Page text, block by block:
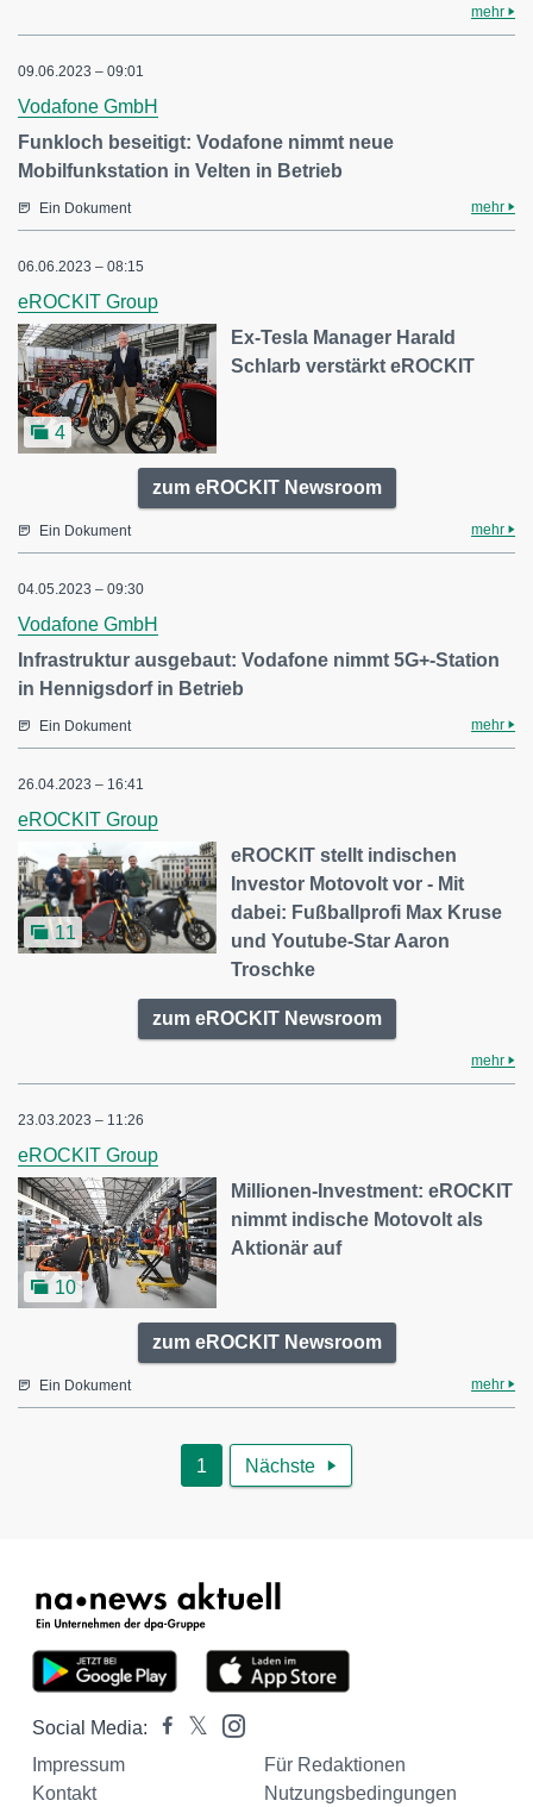
mehr
09.06.2023 – 09:01
Vodafone GmbH
Funkloch beseitigt: Vodafone nimmt neue
Mobilfunkstation in Velten in Betrieb
Ein Dokument mehr
06.06.2023 – 08:15
eROCKIT Group
4
Ex-Tesla Manager Harald
Schlarb verstärkt eROCKIT
zum eROCKIT Newsroom
Ein Dokument mehr
04.05.2023 – 09:30
Vodafone GmbH
Infrastruktur ausgebaut: Vodafone nimmt 5G+-Station
in Hennigsdorf in Betrieb
Ein Dokument mehr
26.04.2023 – 16:41
eROCKIT Group
11
eROCKIT stellt indischen
Investor Motovolt vor - Mit
dabei: Fußballprofi Max Kruse
und Youtube-Star Aaron
Troschke
zum eROCKIT Newsroom
mehr
23.03.2023 – 11:26
eROCKIT Group
10
Millionen-Investment: eROCKIT
nimmt indische Motovolt als
Aktionär auf
zum eROCKIT Newsroom
Ein Dokument mehr
1 Nächste 
Social Media:
Impressum
Für Redaktionen
Kontakt
Nutzungsbedingungen